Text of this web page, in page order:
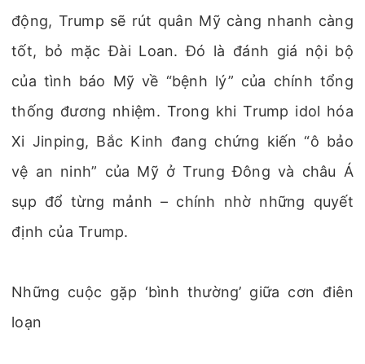
động, Trump sẽ rút quân Mỹ càng nhanh càng
tốt, bỏ mặc Đài Loan. Đó là đánh giá nội bộ
của tình báo Mỹ về “bệnh lý” của chính tổng
thống đương nhiệm. Trong khi Trump idol hóa
Xi Jinping, Bắc Kinh đang chứng kiến “ô bảo
vệ an ninh” của Mỹ ở Trung Đông và châu Á
sụp đổ từng mảnh – chính nhờ những quyết
định của Trump.
Những cuộc gặp ‘bình thường’ giữa cơn điên
loạn